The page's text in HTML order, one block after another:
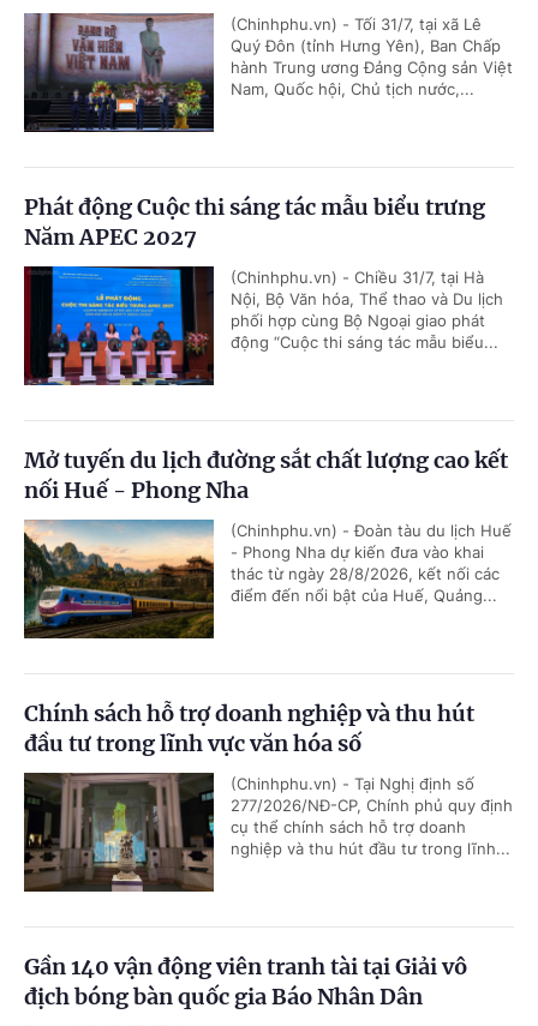
(Chinhphu.vn) - Tối 31/7, tại xã Lê
Quý Đôn (tỉnh Hưng Yên), Ban Chấp
hành Trung ương Đảng Cộng sản Việt
Nam, Quốc hội, Chủ tịch nước,...
Phát động Cuộc thi sáng tác mẫu biểu trưng
Năm APEC 2027
(Chinhphu.vn) - Chiều 31/7, tại Hà
Nội, Bộ Văn hóa, Thể thao và Du lịch
phối hợp cùng Bộ Ngoại giao phát
động “Cuộc thi sáng tác mẫu biểu...
Mở tuyến du lịch đường sắt chất lượng cao kết
nối Huế - Phong Nha
(Chinhphu.vn) - Đoàn tàu du lịch Huế
- Phong Nha dự kiến đưa vào khai
thác từ ngày 28/8/2026, kết nối các
điểm đến nổi bật của Huế, Quảng...
Chính sách hỗ trợ doanh nghiệp và thu hút
đầu tư trong lĩnh vực văn hóa số
(Chinhphu.vn) - Tại Nghị định số
277/2026/NĐ-CP, Chính phủ quy định
cụ thể chính sách hỗ trợ doanh
nghiệp và thu hút đầu tư trong lĩnh...
Gần 140 vận động viên tranh tài tại Giải vô
địch bóng bàn quốc gia Báo Nhân Dân